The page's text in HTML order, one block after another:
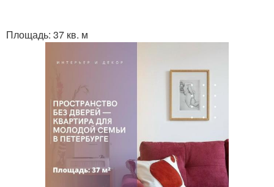
Площадь: 37 кв. м